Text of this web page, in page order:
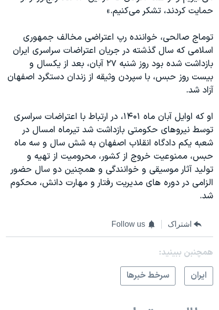
حمایت کردند، تشکر می‌کنیم.»
توماج صالحی، خواننده رپ اعتراضی مخالف جمهوری
اسلامی که سال گذشته در جریان اعتراضات سراسری ایران
بازداشت شده بود روز شنبه ۲۷ آبان، بعد از یکسال و
بیست روز حبس، با سپردن وثیقه از زندان دستگرد اصفهان
آزاد شد.
او که اوایل آبان ماه ۱۴۰۱، در ارتباط با اعتراضات سراسری
توسط نیروهای حکومتی بازداشت شد تیرماه امسال در
شعبه یکم دادگاه انقلاب اصفهان به شش سال و سه ماه
حبس، ممنوعیت خروج از کشور، محرومیت از تهیه و
تولید آثار موسیقی و خوانندگی و همچنین دو سال حضور
الزامی در دوره‌ های مدیریت رفتار و مهارت دانش، محکوم
شد.
اشتراک Follow us
همچنبن ببینید:
ايران
سرخط خبرها